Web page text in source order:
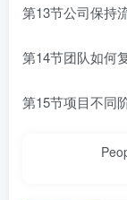
第13节公司保持
第14节团队如何
第15节项目不同